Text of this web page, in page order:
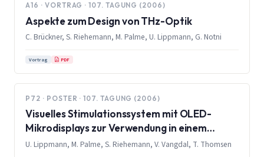
A16 · VORTRAG · 107. TAGUNG (2006)
Aspekte zum Design von THz-Optik
C. Brückner, S. Riehemann, M. Palme, U. Lippmann, G. Notni
Vortrag PDF
P72 · POSTER · 107. TAGUNG (2006)
Visuelles Stimulationssystem mit OLED-
Mikrodisplays zur Verwendung in einem
Magnetresonanztomographen
U. Lippmann, M. Palme, S. Riehemann, V. Vangdal, T. Thomsen